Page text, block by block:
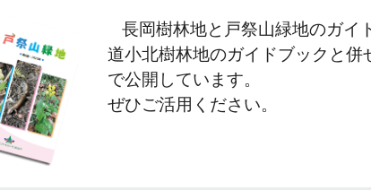
長岡樹林地と戸祭山緑地のガイ
道小北樹林地のガイドブックと併
で公開しています。
ぜひご活用ください。